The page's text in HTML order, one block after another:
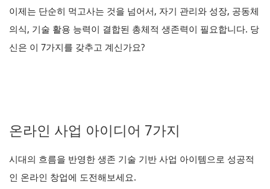
이제는 단순히 먹고사는 것을 넘어서, 자기 관리와 성장, 공동체
의식, 기술 활용 능력이 결합된 총체적 생존력이 필요합니다. 당
신은 이 7가지를 갖추고 계신가요?
온라인 사업 아이디어 7가지
시대의 흐름을 반영한 생존 기술 기반 사업 아이템으로 성공적
인 온라인 창업에 도전해보세요.